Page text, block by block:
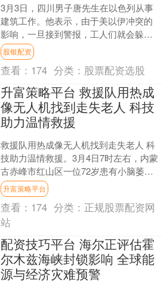
3月3日，四川男子唐先生在以色列从事
建筑工作。他表示，由于美以伊冲突的
影响，一旦接到警报，工人们就会躲到
地下避难所。 唐先生透露，他的月收入
接近4万元，工资每月....
股银配资
查看： 174 分类： 股票配资选股
升富策略平台 救援队用热成
像无人机找到走失老人 科技
助力温情救援
救援队用热成像无人机找到走失老人 科
技助力温情救援。3月4日7时左右，内蒙
古赤峰市红山区一位72岁患有小脑萎缩
的老人于前一日21时59分从家中外出后
失联。家属彻....
升富策略平台
查看： 174 分类： 正规股票配资网
站
配资技巧平台 海尔正评估霍
尔木兹海峡封锁影响 全球能
源与经济灾难预警